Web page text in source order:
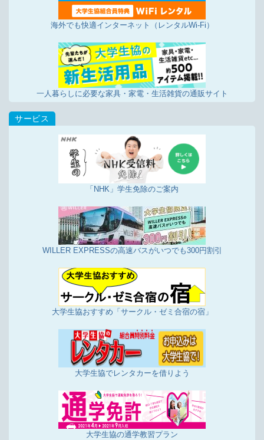
海外でも快適インターネット（レンタルWi-Fi）
一人暮らしに必要な家具・家電・生活雑貨の通販サイト
「NHK」学生免除のご案内
WILLER EXPRESSの高速バスがいつでも300円割引
大学生協おすすめ「サークル・ゼミ合宿の宿」
大学生協でレンタカーを借りよう
大学生協の通学教習プラン